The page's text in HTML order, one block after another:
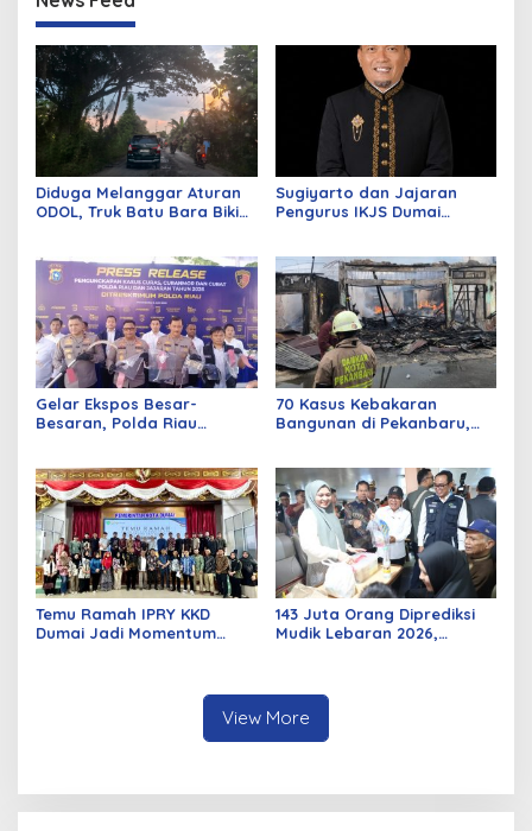
Diduga Melanggar Aturan
ODOL, Truk Batu Bara Bikin
Sugiyarto dan Jajaran
Pengurus IKJS Dumai
Gelar Ekspos Besar-
Besaran, Polda Riau
Curanmor
70 Kasus Kebakaran
Bangunan di Pekanbaru,
Temu Ramah IPRY KKD
Dumai Jadi Momentum
143 Juta Orang Diprediksi
Mudik Lebaran 2026,
View More